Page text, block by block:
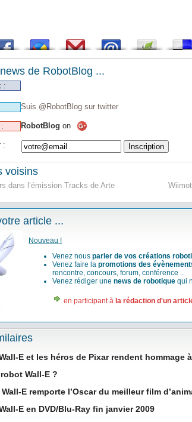
de RobotBlog ...
:
Suis @RobotBlog sur twitter
RobotBlog on
:
voisins
dans l’émission Tracks de Arte
article ...
Nouveau !
Venez nous parler de vos créations
Venez faire la promotions des
rencontre, concours, forum, conférence ..
Venez rédiger une news de robotique qui
en participant à la rédaction d'un
E et les héros de Pixar rendent hommage
Wall-E ?
E remporte l’Oscar du meilleur film
E en DVD/Blu-Ray fin janvier 2009